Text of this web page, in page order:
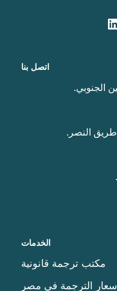
اتصل بنا
الخدمات
مكتب ترجمة قانونية
أسعار الترجمة في مصر